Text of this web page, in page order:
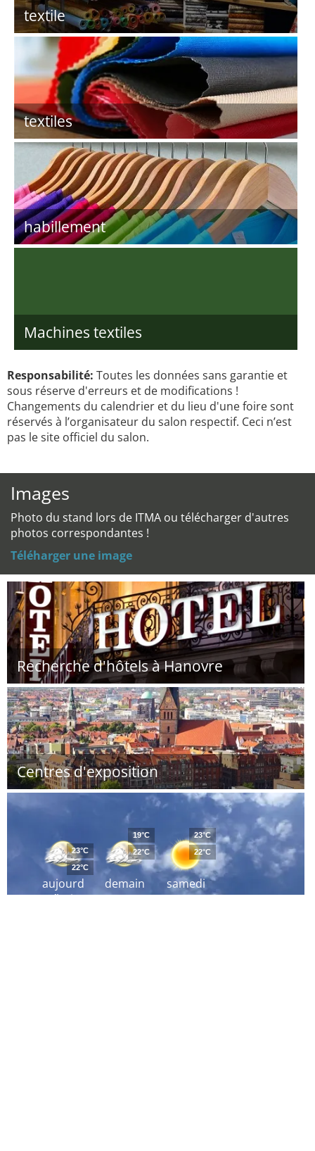
textile
textiles
habillement
Machines textiles
Responsabilité: Toutes les données sans garantie et
sous réserve d'erreurs et de modifications !
Changements du calendrier et du lieu d'une foire sont
réservés à l’organisateur du salon respectif. Ceci n’est
pas le site officiel du salon.
Images
Photo du stand lors de ITMA ou télécharger d'autres
photos correspondantes !
Téléharger une image
Recherche d'hôtels à Hanovre
Centres d'exposition
aujourd
´hui
23°C
22°C
demain
19°C
22°C
samedi
23°C
22°C